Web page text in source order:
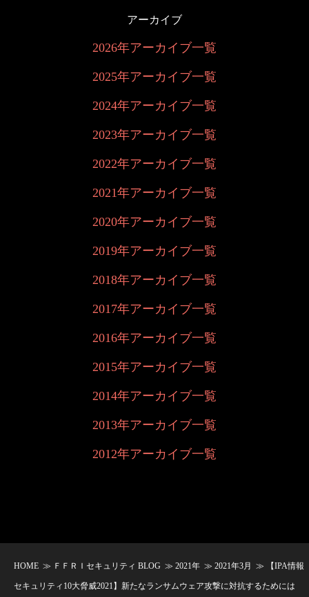
アーカイブ
2026年アーカイブ一覧
2025年アーカイブ一覧
2024年アーカイブ一覧
2023年アーカイブ一覧
2022年アーカイブ一覧
2021年アーカイブ一覧
2020年アーカイブ一覧
2019年アーカイブ一覧
2018年アーカイブ一覧
2017年アーカイブ一覧
2016年アーカイブ一覧
2015年アーカイブ一覧
2014年アーカイブ一覧
2013年アーカイブ一覧
2012年アーカイブ一覧
HOME ≫ ＦＦＲＩセキュリティ BLOG ≫ 2021年 ≫ 2021年3月 ≫ 【IPA情報
セキュリティ10大脅威2021】新たなランサムウェア攻撃に対抗するためには